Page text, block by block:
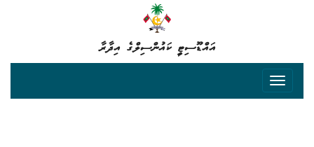
އައްޑޫސިޓީ ކައުންސިލްގެ އިދާރާ